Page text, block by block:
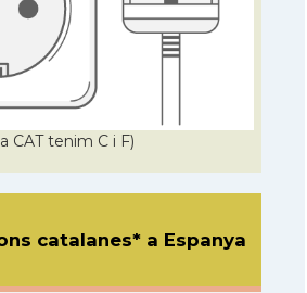
CAT tenim C i F)
catalanes* a Espanya